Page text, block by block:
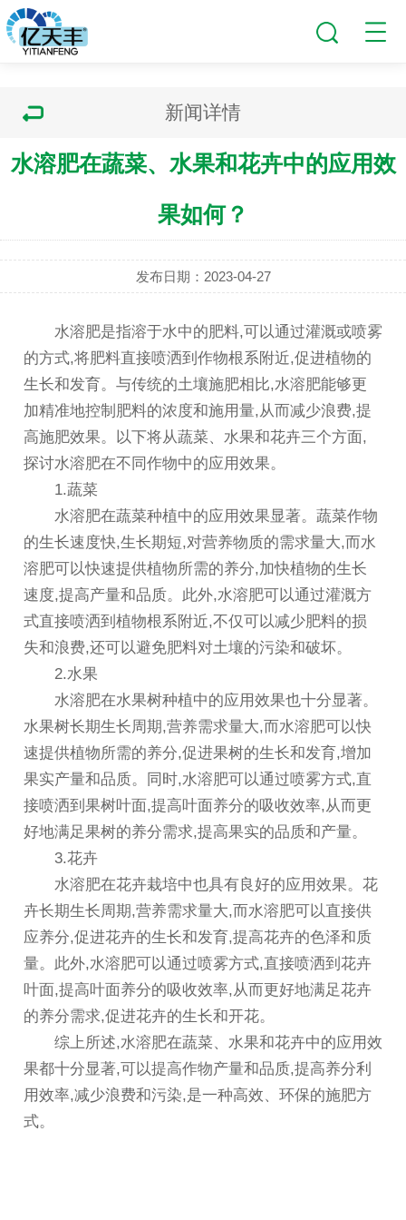
新闻详情
水溶肥在蔬菜、水果和花卉中的应用效
果如何？
发布日期：2023-04-27
水溶肥是指溶于水中的肥料,可以通过灌溉或喷雾
的方式,将肥料直接喷洒到作物根系附近,促进植物的
生长和发育。与传统的土壤施肥相比,水溶肥能够更
加精准地控制肥料的浓度和施用量,从而减少浪费,提
高施肥效果。以下将从蔬菜、水果和花卉三个方面,
探讨水溶肥在不同作物中的应用效果。
1.蔬菜
水溶肥在蔬菜种植中的应用效果显著。蔬菜作物
的生长速度快,生长期短,对营养物质的需求量大,而水
溶肥可以快速提供植物所需的养分,加快植物的生长
速度,提高产量和品质。此外,水溶肥可以通过灌溉方
式直接喷洒到植物根系附近,不仅可以减少肥料的损
失和浪费,还可以避免肥料对土壤的污染和破坏。
2.水果
水溶肥在水果树种植中的应用效果也十分显著。
水果树长期生长周期,营养需求量大,而水溶肥可以快
速提供植物所需的养分,促进果树的生长和发育,增加
果实产量和品质。同时,水溶肥可以通过喷雾方式,直
接喷洒到果树叶面,提高叶面养分的吸收效率,从而更
好地满足果树的养分需求,提高果实的品质和产量。
3.花卉
水溶肥在花卉栽培中也具有良好的应用效果。花
卉长期生长周期,营养需求量大,而水溶肥可以直接供
应养分,促进花卉的生长和发育,提高花卉的色泽和质
量。此外,水溶肥可以通过喷雾方式,直接喷洒到花卉
叶面,提高叶面养分的吸收效率,从而更好地满足花卉
的养分需求,促进花卉的生长和开花。
综上所述,水溶肥在蔬菜、水果和花卉中的应用效
果都十分显著,可以提高作物产量和品质,提高养分利
用效率,减少浪费和污染,是一种高效、环保的施肥方
式。